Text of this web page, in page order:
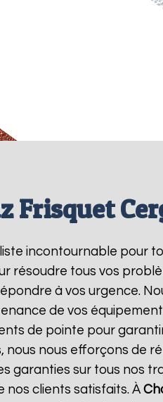
Frisquet
incontournable pour
tous vos
à vos urgence.
de vos
de pointe pour
nous efforçons de
sur tous nos
nos clients satisfaits. À